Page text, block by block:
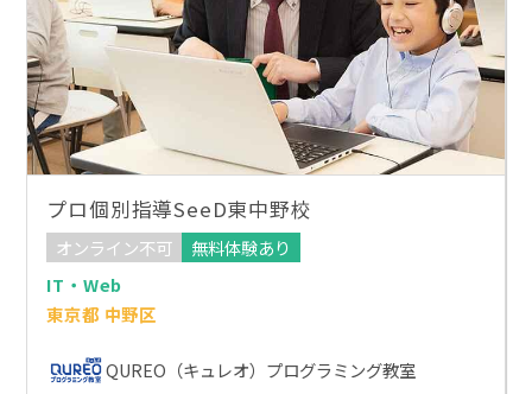
プロ個別指導SeeD東中野校
オンライン不可
無料体験あり
IT・Web
東京都 中野区
QUREO（キュレオ）プログラミング教室